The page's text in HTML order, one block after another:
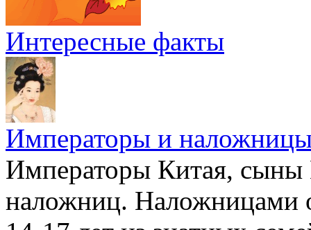
Интересные факты
Императоры и
Императоры Китая,
наложниц. Наложницами